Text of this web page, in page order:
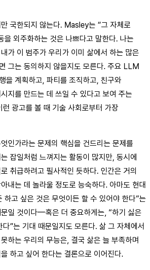
국한되지 않는다. Masley는 “그 자체로
을 외주화하는 것은 나쁘다고 말한다. 나는
가 이 범주가 우리가 이미 삶에서 하는 많은
그는 동의하지 않을지도 모른다. 주요 LLM
을 계획하고, 파티를 조직하고, 친구와
지를 만드는 데 쓰일 수 있다고 보여 주는
런 광고를 볼 때 기술 사회로부터 가장
인가라는 문제의 핵심을 건드리는 문제를
잡일처럼 느껴지는 활동이 많지만, 동시에
취급하려고 필사적인 듯하다. 인간은 거의
내는 데 놀라울 정도로 능숙하다. 아마도 현대
하고 싶은 것은 무엇이든 할 수 있어야 한다”는
일 것이다—혹은 더 중요하게는, “하기 싫은
”는 기대 때문일지도 모른다. 삶 그 자체에서
하는 우리의 무능은, 결국 삶은 늘 부족하며
하고 싶어 한다는 결론으로 이어진다.